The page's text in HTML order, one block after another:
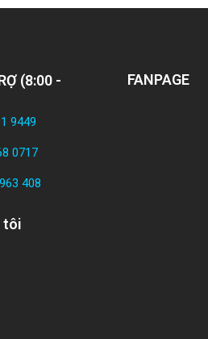
(8:00 -
9449
0717
408
tôi
FANPAGE